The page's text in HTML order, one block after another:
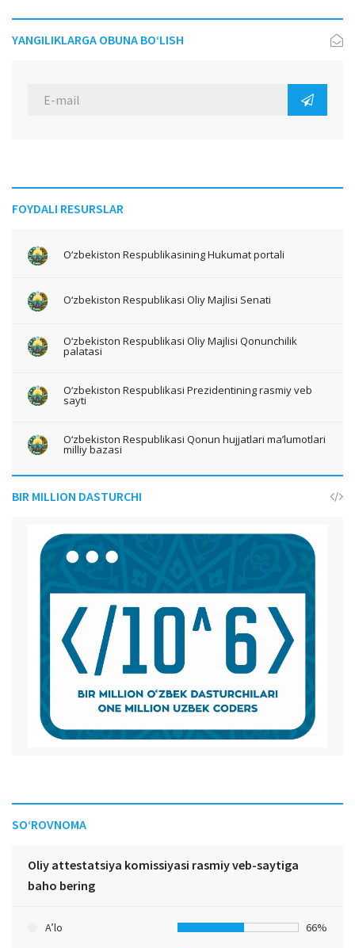
YANGILIKLARGA OBUNA BO‘LISH
FOYDALI RESURSLAR
O‘zbekiston Respublikasining Hukumat portali
O‘zbekiston Respublikasi Oliy Majlisi Senati
O‘zbekiston Respublikasi Oliy Majlisi Qonunchilik
palatasi
O‘zbekiston Respublikasi Prezidentining rasmiy veb
sayti
O‘zbekiston Respublikasi Qonun hujjatlari ma’lumotlari
milliy bazasi
BIR MILLION DASTURCHI
SO‘ROVNOMA
Oliy attestatsiya komissiyasi rasmiy veb-saytiga
baho bering
A’lo 66%